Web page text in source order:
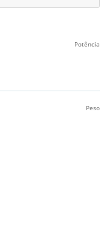
Potência
Peso